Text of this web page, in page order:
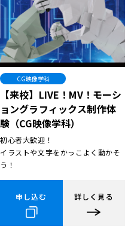
CG映像学科
【来校】LIVE！MV！モーシ
ョングラフィックス制作体
験（CG映像学科）
初心者大歓迎！
イラストや文字をかっこよく動かそ
う！
申し込む 詳しく見る